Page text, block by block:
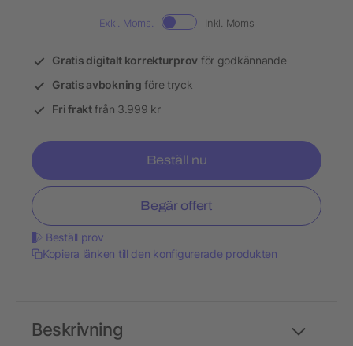
Exkl. Moms. Inkl. Moms
Gratis digitalt korrekturprov för godkännande
Gratis avbokning före tryck
Fri fraktfrån 3.999 kr
Beställ nu
Begär offert
Beställ prov
Kopiera länken till den konfigurerade produkten
Beskrivning